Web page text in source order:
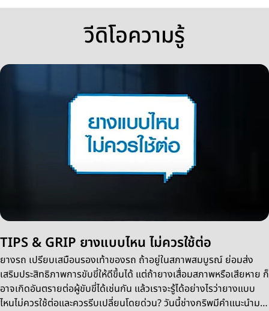
วีดิโอความรู้
TIPS & GRIP ยางแบบไหน ไม่ควรใช้ต่อ
ยางรถ เปรียบเสมือนรองเท้าของรถ ถ้าอยู่ในสภาพสมบูรณ์ ย่อมส่ง
เสริมประสิทธิภาพการขับขี่ให้ดีขึ้นได้ แต่ถ้ายางเสื่อมสภาพหรือเสียหาย ก็
อาจเกิดอันตรายต่อผู้ขับขี่ได้เช่นกัน แล้วเราจะรู้ได้อย่างไรว่ายางแบบ
ไหนไม่ควรใช้ต่อและควรรีบเปลี่ยนโดยด่วน? วันนี้ช่างกริพมีคำแนะนำมา